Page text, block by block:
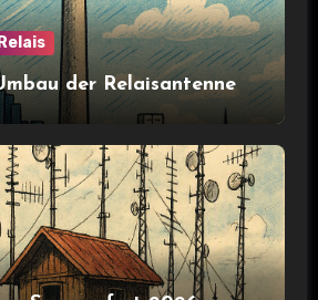
Relais
der Relaisantenne